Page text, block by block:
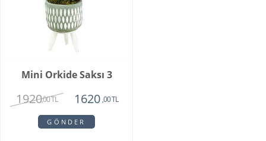
Mini Orkide Saksı 3
1920,00 TL 1620 ,00 TL
GÖNDER